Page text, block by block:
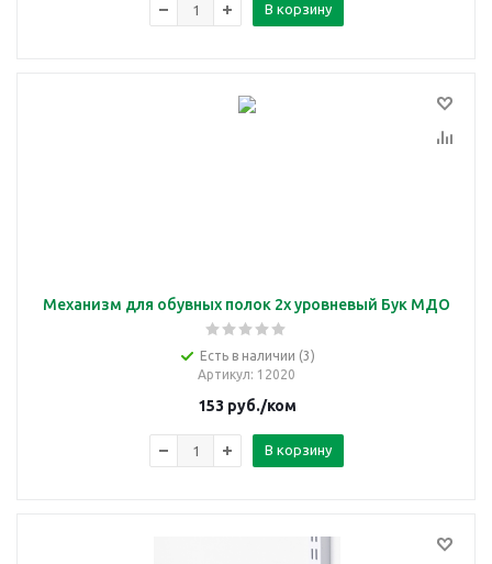
В корзину
Механизм для обувных полок 2х уровневый Бук МДО
Есть в наличии (3)
Артикул: 12020
153 руб./ком
В корзину